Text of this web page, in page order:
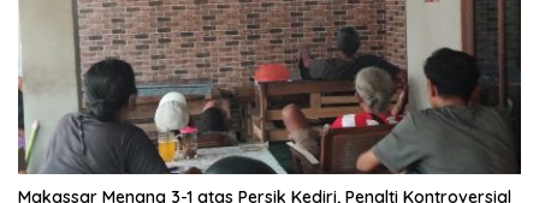
Makassar Menang 3-1 atas Persik Kediri, Penalti Kontroversial